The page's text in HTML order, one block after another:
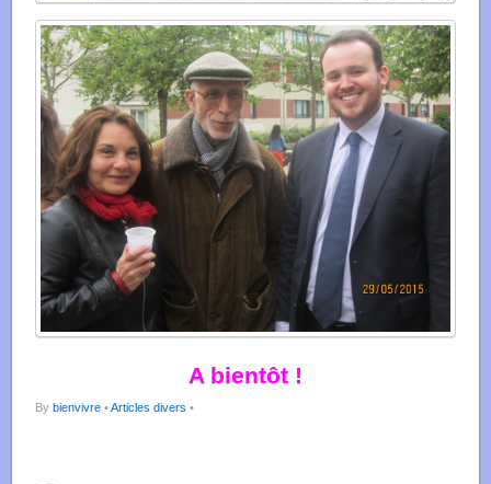
A bientôt !
Bybienvivre • Articles divers •